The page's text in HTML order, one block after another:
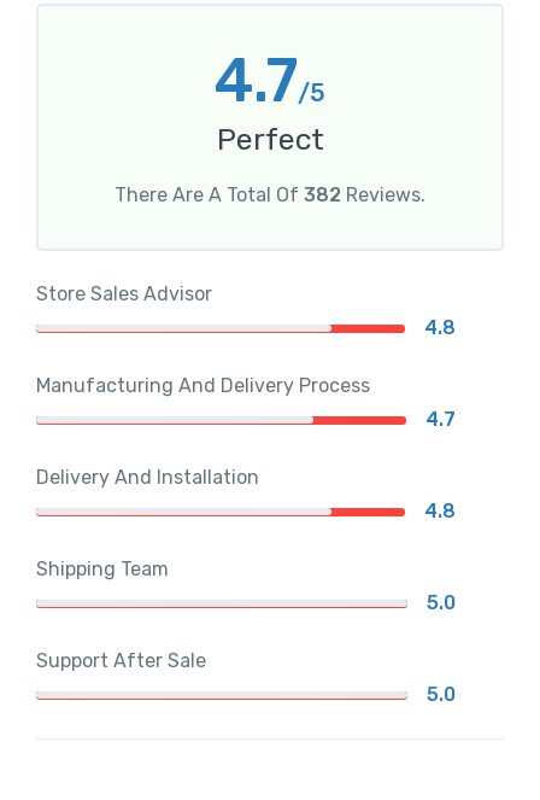
4.7/5
Perfect
There Are A Total Of 382 Reviews.
Store Sales Advisor
4.8
Manufacturing And Delivery Process
4.7
Delivery And Installation
4.8
Shipping Team
5.0
Support After Sale
5.0